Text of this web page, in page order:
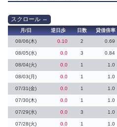
月/日 逆日歩 日数 貸借倍率
08/06(木)
0.10 2 0.69
08/05(水) 0.0 3 0.84
08/04(火) 0.0 1 1.0
08/03(月) 0.0 1 1.0
07/31(金) 0.0 1 1.0
07/30(木) 0.0 1 1.0
07/29(水) 0.0 3 1.0
07/28(火) 0.0 1 1.0